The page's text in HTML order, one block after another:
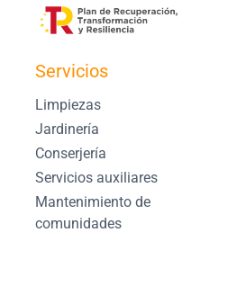
Servicios
Limpiezas
Jardinería
Conserjería
Servicios auxiliares
Mantenimiento de
comunidades